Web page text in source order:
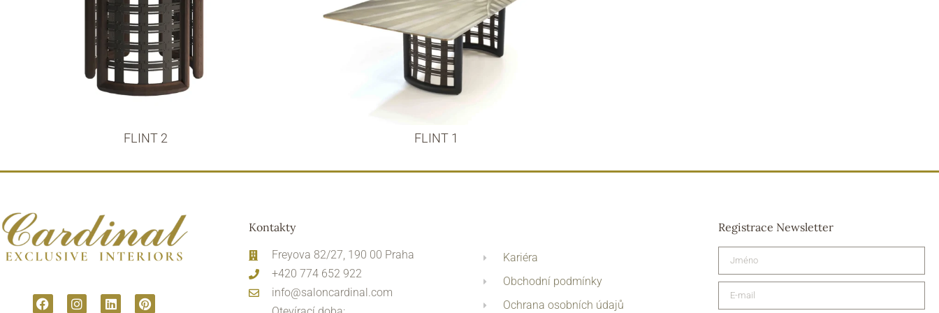
FLINT 2 FLINT 1
Kontakty
Freyova 82/27, 190 00 Praha
+420 774 652 922
info@saloncardinal.com
Kariéra
Obchodní podmínky
Ochrana osobních údajů
Registrace Newsletter